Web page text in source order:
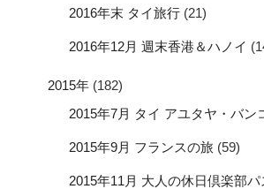
2016年末 タイ旅行 (21)
2016年12月 週末香港＆ハノイ
2015年 (182)
2015年7月 タイ アユタヤ・バン
2015年9月 フランスの旅 (59)
2015年11月 大人の休日倶楽部